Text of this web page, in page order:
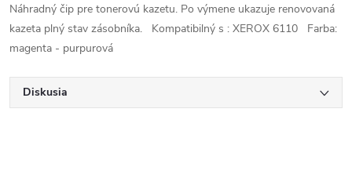
Náhradný čip pre tonerovú kazetu. Po výmene ukazuje renovovaná
kazeta plný stav zásobníka. Kompatibilný s : XEROX 6110 Farba:
magenta - purpurová
Diskusia